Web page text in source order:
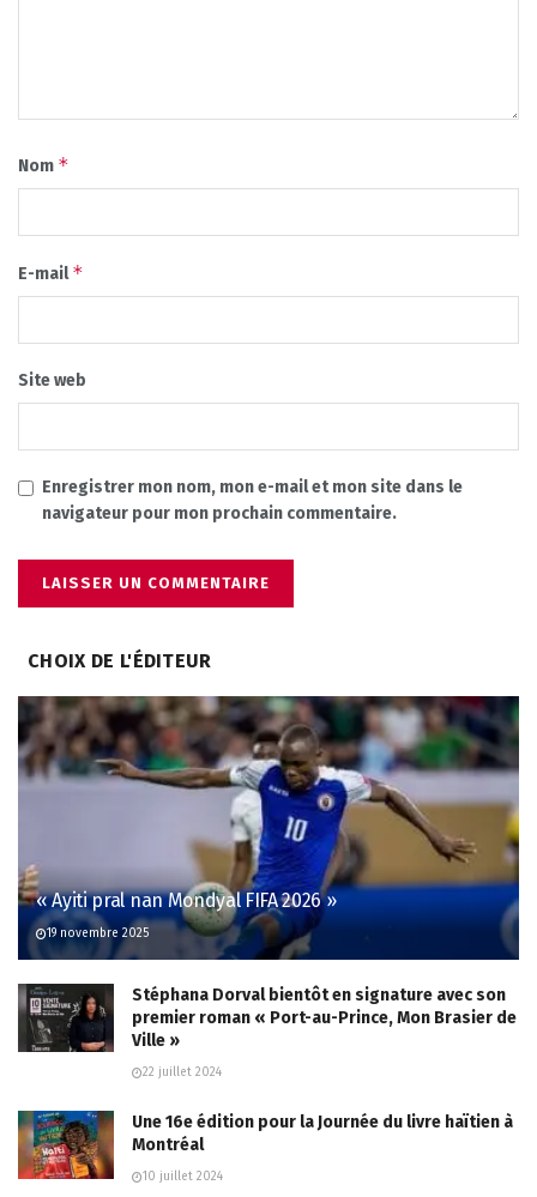
Nom *
E-mail*
Site web
Enregistrer mon nom, mon e-mail et mon site dans le
navigateur pour mon prochain commentaire.
CHOIX DE L'ÉDITEUR
« Ayiti pral nan Mondyal FIFA 2026 »
19 novembre 2025
Stéphana Dorval bientôt en signature avec son
premier roman « Port-au-Prince, Mon Brasier de
Ville »
22 juillet 2024
Une 16e édition pour la Journée du livre haïtien à
Montréal
10 juillet 2024